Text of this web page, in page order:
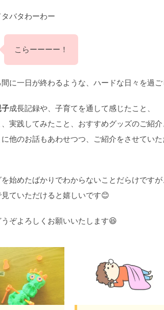
バタわーわー
こらーーーー！
に一日が終わるような、ハードな日々を過ご
成長記録や、子育てを通して感じたこと、
実践してみたこと、おすすめグッズのご紹介
他のお話もあわせつつ、ご紹介をさせていた
始めたばかりでわからないことだらけですが
ていただけると嬉しいです😊
ぞよろしくお願いいたします😆